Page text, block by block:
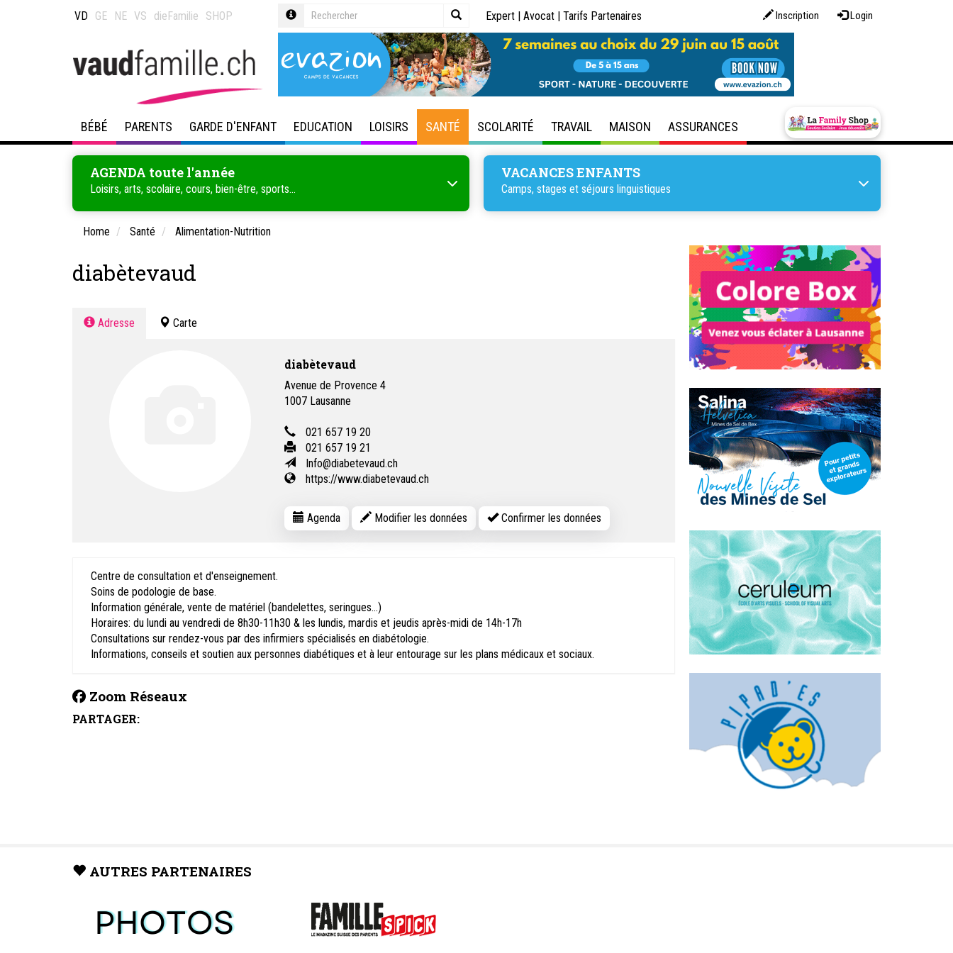
VD GE NE VS dieFamilie SHOP Inscription Login
Expert | Avocat | Tarifs Partenaires
BÉBÉ PARENTS GARDE D'ENFANT EDUCATION LOISIRS SANTÉ SCOLARITÉ TRAVAIL MAISON ASSURANCES
AGENDA toute l'année
Loisirs, arts, scolaire, cours, bien-être, sports...
VACANCES ENFANTS
Camps, stages et séjours linguistiques
Home Santé Alimentation-Nutrition
diabètevaud
Adresse Carte
diabètevaud
Avenue de Provence 4
1007 Lausanne
021 657 19 20
021 657 19 21
Info@diabetevaud.ch
https://www.diabetevaud.ch
Agenda Modifier les données Confirmer les données
Centre de consultation et d'enseignement.
Soins de podologie de base.
Information générale, vente de matériel (bandelettes, seringues...)
Horaires: du lundi au vendredi de 8h30-11h30 & les lundis, mardis et jeudis après-midi de 14h-17h
Consultations sur rendez-vous par des infirmiers spécialisés en diabétologie.
Informations, conseils et soutien aux personnes diabétiques et à leur entourage sur les plans médicaux et sociaux.
Zoom Réseaux
PARTAGER:
AUTRES PARTENAIRES